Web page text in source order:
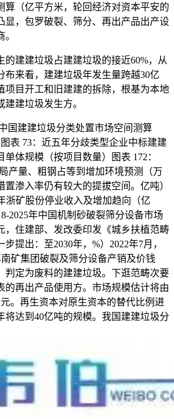
算（亿平方米，轮回经济对资本平安的
显，包罗破裂、筛分、再出产品出产设
建建垃圾占建建垃圾的接近60%，从
布来看，建建垃圾年发生量跨越30亿
项目开工和旧建建的拆除，根基为本地
建垃圾发生方。
建建垃圾分类处置市场空间测算
图表 73：近五年分歧类型企业中标建建
体规模（按项目数量）图表 172：
产量、粗钢占等到增加环境预测（万
置渗入率仍有较大的提拔空间。亿吨）
浙矿股份停业收入及增加趋向（亿
2025年中国机制砂破裂筛分设备市场
，住建部、发改委印发《城乡扶植范畴
提出：至2030年，%）2022年7月，
矿集团破裂及筛分设备产销及价钱
判定为废料的建建垃圾。下逛范畴次要
的再出产品使用方。市场规模估计将由
。再生资本对原生资本的替代比例进
将达到40亿吨的规模。我国建建垃圾分